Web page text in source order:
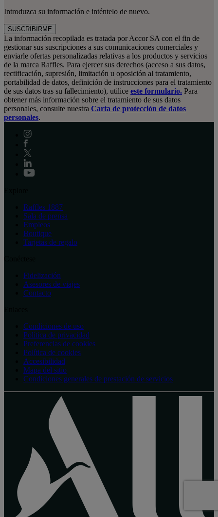
Introduzca su información e inténtelo de nuevo.
SUSCRIBIRME
La información recopilada es tratada por Accor SA con el fin de
gestionar sus suscripciones a sus comunicaciones comerciales y
enviarle ofertas personalizadas relativas a los productos y servicios
de la marca Raffles. Para ejercer sus derechos (acceso a sus datos,
rectificación, supresión, limitación u oposición al tratamiento,
portabilidad de datos, definición de instrucciones para el tratamiento
de sus datos tras su fallecimiento), utilice este formulario. Para
obtener más información sobre el tratamiento de sus datos
personales, consulte nuestra Carta de protección de datos
personales.
Raffles 1887
Sala de prensa
Empleos
Boutique
Tarjetas de regalo
Fidelización
Asesores de viajes
Contacto
Condiciones de uso
Política de privacidad
Preferencias de cookies
Política de cookies
Accesibilidad
Mapa del sitio
Condiciones generales de prestación de servicios